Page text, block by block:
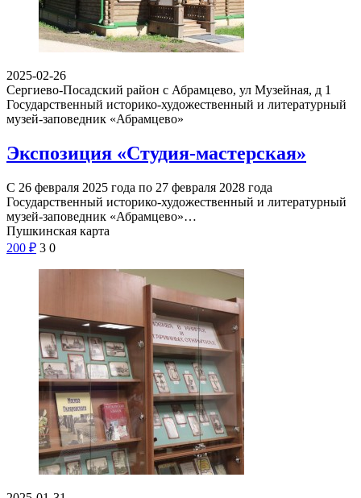
2025-02-26
Сергиево-Посадский район с Абрамцево, ул Музейная, д 1
Государственный историко-художественный и литературный
музей-заповедник «Абрамцево»
Экспозиция «Студия-мастерская»
С 26 февраля 2025 года по 27 февраля 2028 года
Государственный историко-художественный и литературный
музей-заповедник «Абрамцево»…
Пушкинская карта
200 ₽ 3 0